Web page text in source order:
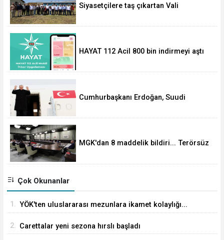
Siyasetçilere taş çıkartan Vali
HAYAT 112 Acil 800 bin indirmeyi aştı
Cumhurbaşkanı Erdoğan, Suudi
MGK'dan 8 maddelik bildiri... Terörsüz
Çok Okunanlar
1. YÖK'ten uluslararası mezunlara ikamet kolaylığı...
2. Carettalar yeni sezona hırslı başladı